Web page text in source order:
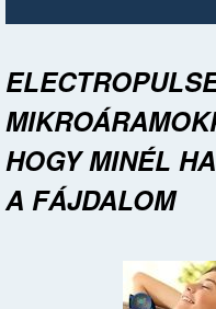
HOGY MINÉL
A FÁJDALOM